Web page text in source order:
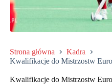
Strona główna
Kadra
Kwalifikacje do Mistrzostw
Kwalifikacje do Mistrzostw